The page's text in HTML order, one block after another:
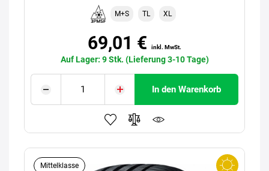
M+S TL XL
69,01 € inkl. MwSt.
Auf Lager: 9 Stk. (Lieferung 3-10 Tage)
In den Warenkorb
Mittelklasse